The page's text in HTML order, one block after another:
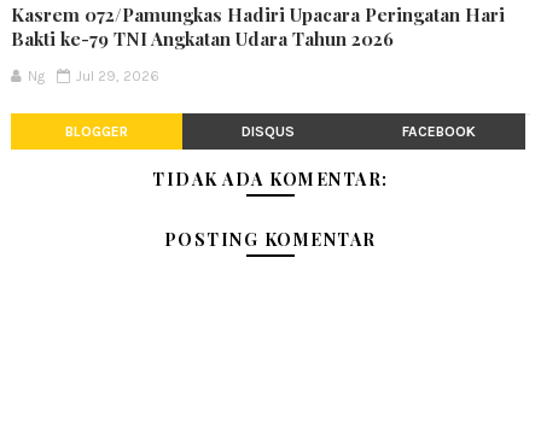
Kasrem 072/Pamungkas Hadiri Upacara Peringatan Hari
Bakti ke-79 TNI Angkatan Udara Tahun 2026
Ng Jul 29, 2026
BLOGGER DISQUS FACEBOOK
TIDAK ADA KOMENTAR:
POSTING KOMENTAR